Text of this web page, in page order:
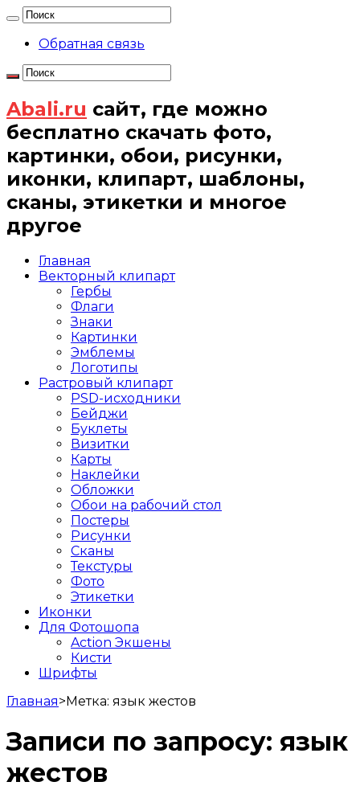
Обратная связь
Abali.ru сайт, где можно
бесплатно скачать фото,
картинки, обои, рисунки,
иконки, клипарт, шаблоны,
сканы, этикетки и многое
другое
Главная
Векторный клипарт
Гербы
Флаги
Знаки
Картинки
Эмблемы
Логотипы
Растровый клипарт
PSD-исходники
Бейджи
Буклеты
Визитки
Карты
Наклейки
Обложки
Обои на рабочий стол
Постеры
Рисунки
Сканы
Текстуры
Фото
Этикетки
Иконки
Для Фотошопа
Action Экшены
Кисти
Шрифты
Главная>Метка: язык жестов
Записи по запросу: язык
жестов